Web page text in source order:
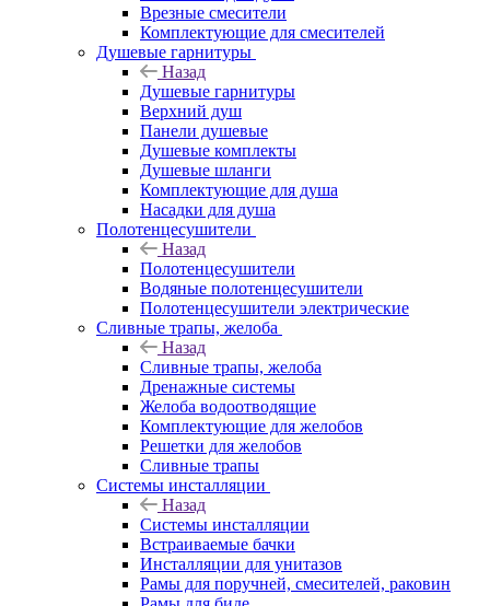
Врезные смесители
Комплектующие для смесителей
Душевые гарнитуры
Назад
Душевые гарнитуры
Верхний душ
Панели душевые
Душевые комплекты
Душевые шланги
Комплектующие для душа
Насадки для душа
Полотенцесушители
Назад
Полотенцесушители
Водяные полотенцесушители
Полотенцесушители электрические
Сливные трапы, желоба
Назад
Сливные трапы, желоба
Дренажные системы
Желоба водоотводящие
Комплектующие для желобов
Решетки для желобов
Сливные трапы
Системы инсталляции
Назад
Системы инсталляции
Встраиваемые бачки
Инсталляции для унитазов
Рамы для поручней, смесителей, раковин